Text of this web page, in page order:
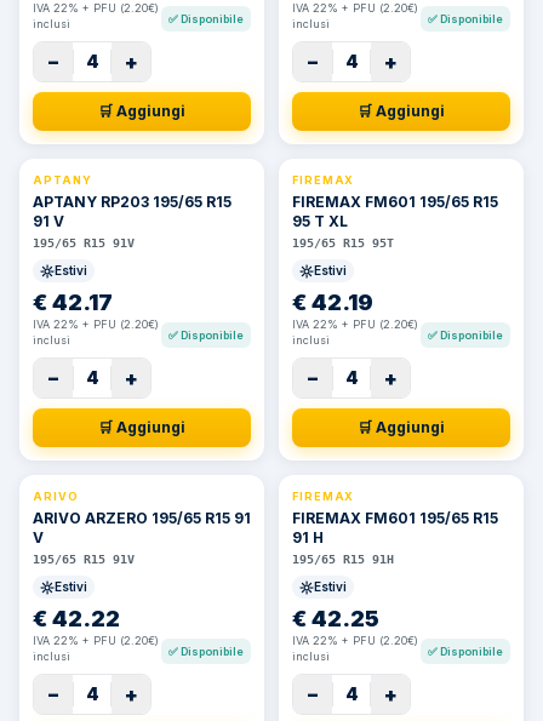
IVA 22% + PFU (2.20€)
inclusi
✅Disponibile
− 4 +
🛒 Aggiungi
IVA 22% + PFU (2.20€)
inclusi
✅Disponibile
− 4 +
🛒 Aggiungi
APTANY
APTANY RP203 195/65 R15
91 V
195/65 R15 91V
Estivi
€42.17
IVA 22% + PFU (2.20€)
inclusi
✅Disponibile
− 4 +
🛒 Aggiungi
FIREMAX
FIREMAX FM601 195/65 R15
95 T XL
195/65 R15 95T
Estivi
€42.19
IVA 22% + PFU (2.20€)
inclusi
✅Disponibile
− 4 +
🛒 Aggiungi
ARIVO
ARIVO ARZERO 195/65 R15 91
V
195/65 R15 91V
Estivi
€42.22
IVA 22% + PFU (2.20€)
inclusi
✅Disponibile
− 4 +
FIREMAX
FIREMAX FM601 195/65 R15
91 H
195/65 R15 91H
Estivi
€42.25
IVA 22% + PFU (2.20€)
inclusi
✅Disponibile
− 4 +